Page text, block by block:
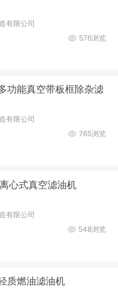
有限公司
576浏览
功能真空带板框除杂滤
有限公司
765浏览
心式真空滤油机
有限公司
548浏览
质燃油滤油机